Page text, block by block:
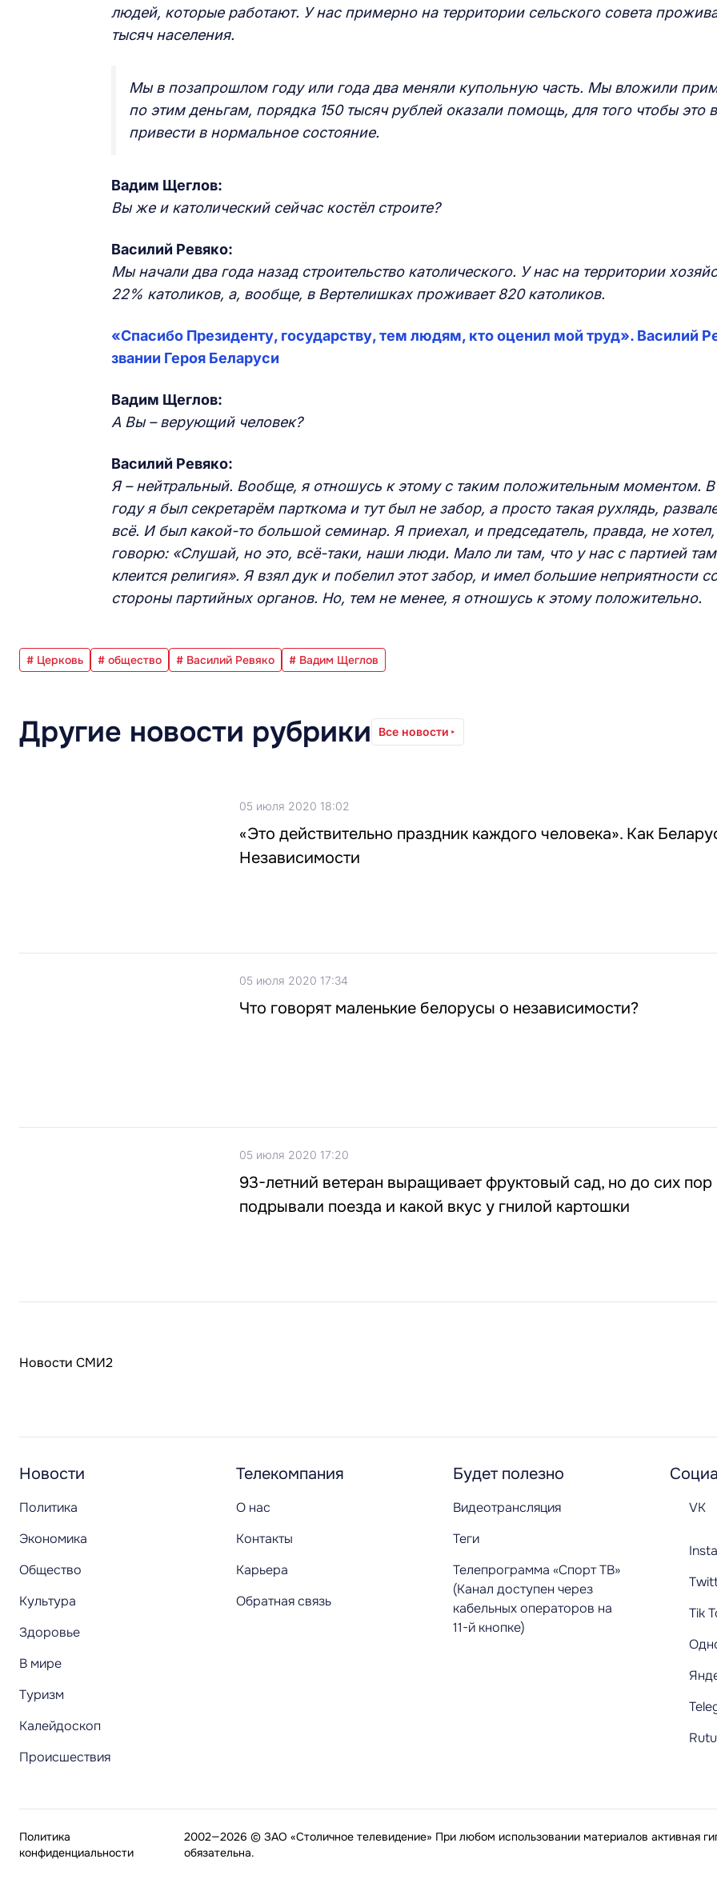
людей, которые работают. У нас примерно на территории сельского совета
тысяч населения.
Мы в позапрошлом году или года два меняли купольную часть. Мы вложили
по этим деньгам, порядка 150 тысяч рублей оказали помощь, для того чтобы это
привести в нормальное состояние.
Вадим Щеглов:
Вы же и католический сейчас костёл строите?
Василий Ревяко:
Мы начали два года назад строительство католического. У нас на территории
22% католиков, а, вообще, в Вертелишках проживает 820 католиков.
«Спасибо Президенту, государству, тем людям, кто оценил мой труд». Василий
звании Героя Беларуси
Вадим Щеглов:
А Вы – верующий человек?
Василий Ревяко:
Я – нейтральный. Вообще, я отношусь к этому с таким положительным моментом. В
году я был секретарём парткома и тут был не забор, а просто такая рухлядь,
всё. И был какой-то большой семинар. Я приехал, и председатель, правда, не
говорю: «Слушай, но это, всё-таки, наши люди. Мало ли там, что у нас с партией
клеится религия». Я взял дук и побелил этот забор, и имел большие неприятности
стороны партийных органов. Но, тем не менее, я отношусь к этому положительно.
# Церковь # общество # Василий Ревяко # Вадим Щеглов
Другие новости рубрики Все новости
05 июля 2020 18:02
«Это действительно праздник каждого человека». Как
Независимости
05 июля 2020 17:34
Что говорят маленькие белорусы о независимости?
05 июля 2020 17:20
93-летний ветеран выращивает фруктовый сад, но до сих пор
подрывали поезда и какой вкус у гнилой картошки
Новости СМИ2
Новости
Политика
Экономика
Общество
Культура
Здоровье
В мире
Туризм
Калейдоскоп
Происшествия
Телекомпания
О нас
Контакты
Карьера
Обратная связь
Будет полезно
Видеотрансляция
Теги
Телепрограмма «Спорт ТВ»
(Канал доступен через
кабельных операторов на
11-й кнопке)
VK
Tik
2002—2026 © ЗАО «Столичное телевидение» При любом использовании материалов активная
обязательна.
Политика
конфиденциальности